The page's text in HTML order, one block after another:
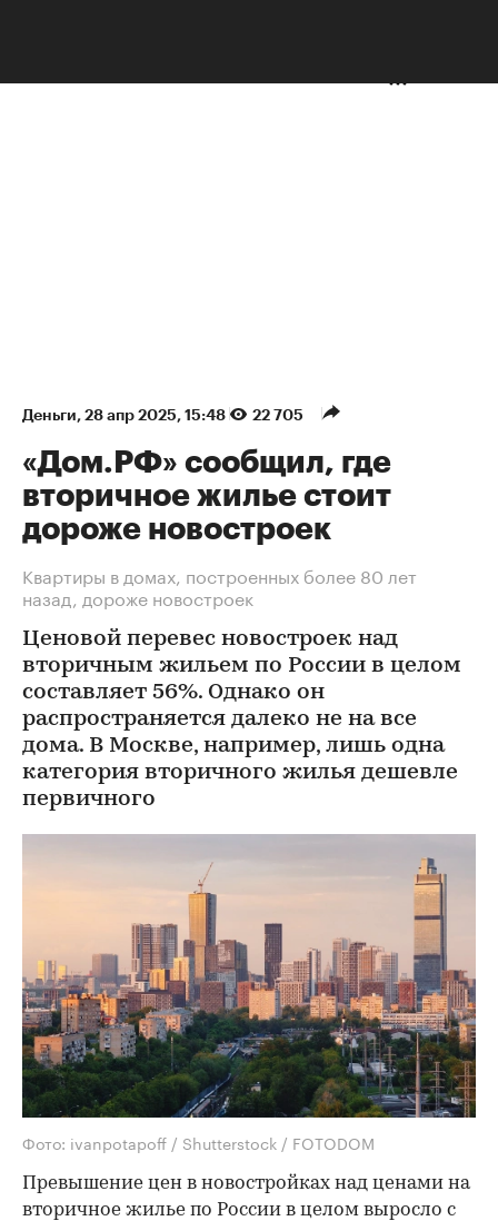
Деньги⁠, 28 апр 2025, 15:48 22 705
«Дом.РФ» сообщил, где
вторичное жилье стоит
дороже новостроек
Квартиры в домах, построенных более 80 лет
назад, дороже новостроек
Ценовой перевес новостроек над
вторичным жильем по России в целом
составляет 56%. Однако он
распространяется далеко не на все
дома. В Москве, например, лишь одна
категория вторичного жилья дешевле
первичного
Фото: ivanpotapoff / Shutterstock / FOTODOM
Превышение цен в новостройках над ценами на
вторичное жилье по России в целом выросло с